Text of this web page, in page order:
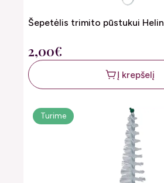
Šepetėlis trimito pūstukui Helin
2,00€
Į krepšelį
Turime